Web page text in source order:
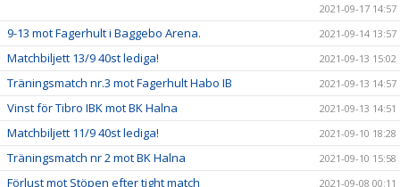
2021-09-17 14:57
9-13 mot Fagerhult i Baggebo Arena. 2021-09-14 13:57
Matchbiljett 13/9 40st lediga! 2021-09-13 15:02
Träningsmatch nr.3 mot Fagerhult Habo IB 2021-09-13 14:57
Vinst för Tibro IBK mot BK Halna 2021-09-13 14:51
Matchbiljett 11/9 40st lediga! 2021-09-10 18:28
Träningsmatch nr 2 mot BK Halna 2021-09-10 15:58
Förlust mot Stöpen efter tight match 2021-09-08 00:11